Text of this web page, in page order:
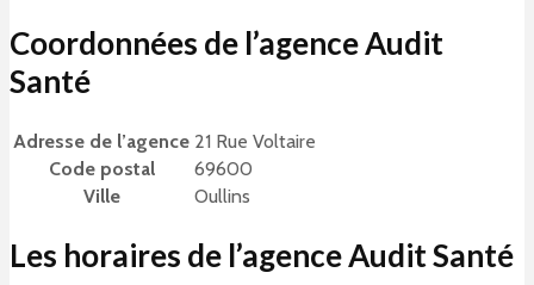
Coordonnées de l’agence Audit
Santé
Adresse de l’agence 21 Rue Voltaire
Code postal
69600
Ville
Oullins
Les horaires de l’agence Audit Santé